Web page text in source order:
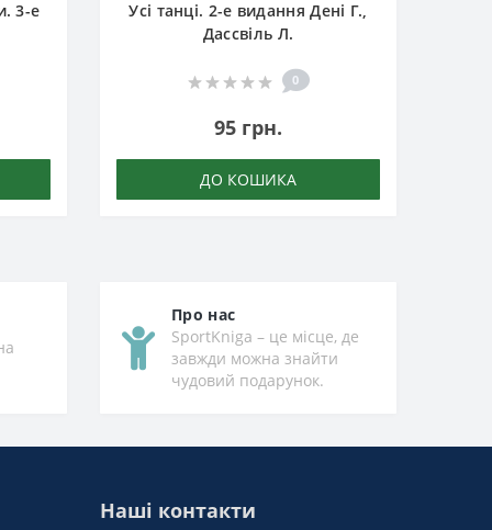
3-е
Усі танці. 2-е видання Дені Г.,
Дассвіль Л.
0
95 грн.
ДО КОШИКА
Про нас
SportKniga – це місце, де
завжди можна знайти
чудовий подарунок.
Наші контакти